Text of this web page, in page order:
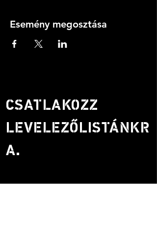
Esemény megosztása
CSATLAKOZZ
LEVELEZŐLISTÁNKR
A.